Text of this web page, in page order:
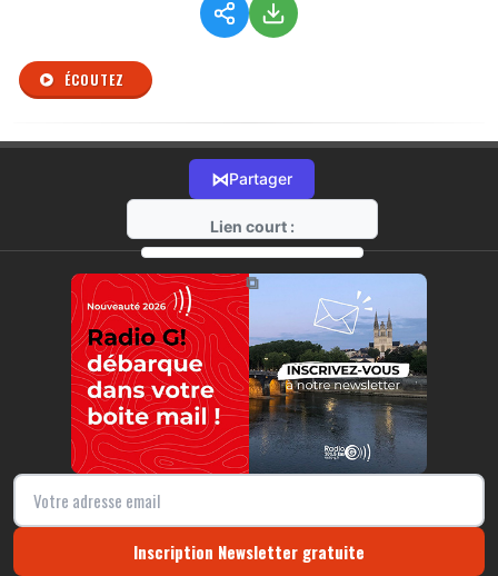
ÉCOUTEZ
⋈Partager
Lien court :
https://radio-g.fr?r169
⧉
Inscription Newsletter gratuite